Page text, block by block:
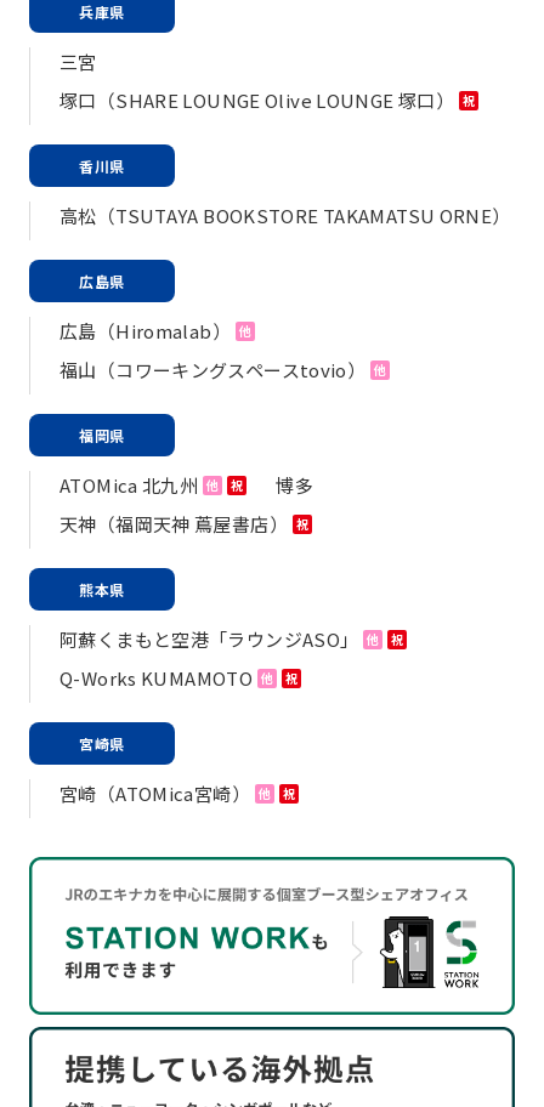
兵庫県
三宮
塚口（SHARE LOUNGE Olive LOUNGE 塚口）
祝
香川県
高松（TSUTAYA BOOKSTORE TAKAMATSU ORNE）
広島県
広島（Hiromalab） 他
福山（コワーキングスペースtovio） 他
福岡県
ATOMica 北九州 他 祝
博多
天神（福岡天神 蔦屋書店）
祝
熊本県
阿蘇くまもと空港「ラウンジASO」 他 祝
Q-Works KUMAMOTO 他 祝
宮崎県
宮崎（ATOMica宮崎） 他 祝